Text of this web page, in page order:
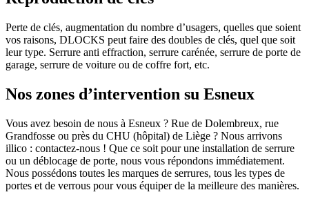
Perte de clés, augmentation du nombre d’usagers, quelles que soient
vos raisons, DLOCKS peut faire des doubles de clés, quel que soit
leur type. Serrure anti effraction, serrure carénée, serrure de porte de
garage, serrure de voiture ou de coffre fort, etc.
Nos zones d’intervention su Esneux
Vous avez besoin de nous à Esneux ? Rue de Dolembreux, rue
Grandfosse ou près du CHU (hôpital) de Liège ? Nous arrivons
illico : contactez-nous ! Que ce soit pour une installation de serrure
ou un déblocage de porte, nous vous répondons immédiatement.
Nous possédons toutes les marques de serrures, tous les types de
portes et de verrous pour vous équiper de la meilleure des manières.